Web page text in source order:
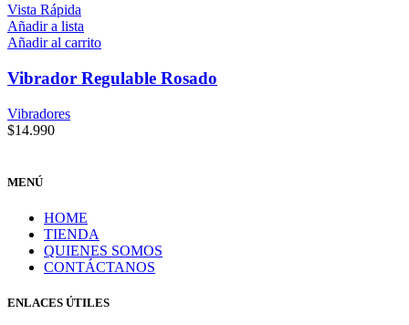
Vista Rápida
Añadir a lista
Añadir al carrito
Vibrador Regulable Rosado
Vibradores
$14.990
MENÚ
HOME
TIENDA
QUIENES SOMOS
CONTÁCTANOS
ENLACES ÚTILES